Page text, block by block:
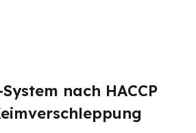
nach HACCP